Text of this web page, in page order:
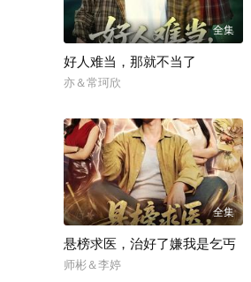
全集
好人难当，那就不当了
亦＆常珂欣
全集
悬榜求医，治好了嫌我是乞丐
师彬＆李婷